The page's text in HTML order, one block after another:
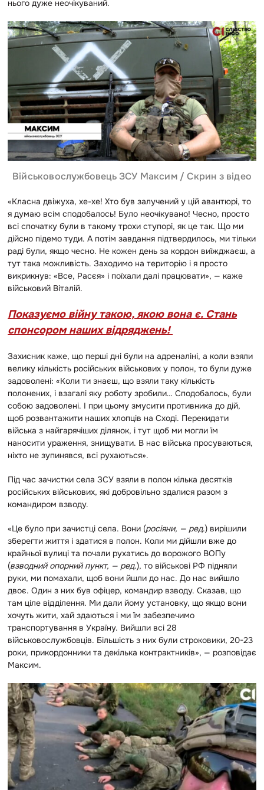
нього дуже неочікуваний.
Військовослужбовець ЗСУ Максим / Скрин з відео
«Класна двіжуха, хе-хе! Хто був залучений у цій авантюрі, то
я думаю всім сподобалось! Було неочікувано! Чесно, просто
всі спочатку були в такому трохи ступорі, як це так. Що ми
дійсно підемо туди. А потім завдання підтвердилось, ми тільки
раді були, якщо чесно. Не кожен день за кордон виїжджаєш, а
тут така можливість. Заходимо на територію і я просто
викрикнув: «Все, Расєя» і поїхали далі працювати», — каже
військовий Віталій.
Показуємо війну такою, якою вона є. Стань
спонсором наших відряджень!
Захисник каже, що перші дні були на адреналіні, а коли взяли
велику кількість російських військових у полон, то були дуже
задоволені: «Коли ти знаєш, що взяли таку кількість
полонених, і взагалі яку роботу зробили… Сподобалось, були
собою задоволені. І при цьому змусити противника до дій,
щоб розвантажити наших хлопців на Сході. Перекидати
війська з найгарячіших ділянок, і тут щоб ми могли їм
наносити ураження, знищувати. В нас війська просуваються,
ніхто не зупинявся, всі рухаються».
Під час зачистки села ЗСУ взяли в полон кілька десятків
російських військових, які добровільно здалися разом з
командиром взводу.
«Це було при зачистці села. Вони (росіяни, — ред.) вирішили
зберегти життя і здатися в полон. Коли ми дійшли вже до
крайньої вулиці та почали рухатись до ворожого ВОПу
(взводний опорний пункт, — ред.), то військові РФ підняли
руки, ми помахали, щоб вони йшли до нас. До нас вийшло
двоє. Один з них був офіцер, командир взводу. Сказав, що
там ціле відділення. Ми дали йому установку, що якщо вони
хочуть жити, хай здаються і ми їм забезпечимо
транспортування в Україну. Вийшли всі 28
військовослужбовців. Більшість з них були строковики, 20-23
роки, прикордонники та декілька контрактників», — розповідає
Максим.